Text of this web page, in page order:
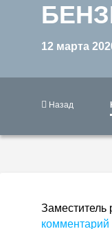
12 марта
Назад
Заместитель
комментарий